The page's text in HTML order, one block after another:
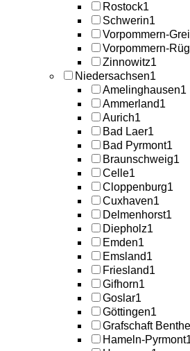
Rostock1
Schwerin1
Vorpommern-
Vorpommern-
Zinnowitz1
Niedersachsen1
Amelinghausen1
Ammerland1
Aurich1
Bad Laer1
Bad Pyrmont1
Braunschweig1
Celle1
Cloppenburg1
Cuxhaven1
Delmenhorst1
Diepholz1
Emden1
Emsland1
Friesland1
Gifhorn1
Goslar1
Göttingen1
Grafschaft
Hameln-Pyrmont